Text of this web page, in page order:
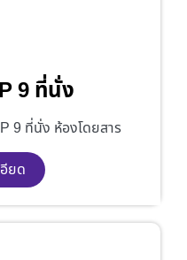
9 ที่นั่ง
9 ที่นั่ง ห้องโดยสาร
ยด